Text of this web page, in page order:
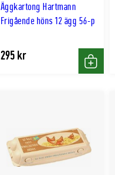
Äggkartong Hartmann
Frigående höns 12 ägg 56-p
295 kr
Köp